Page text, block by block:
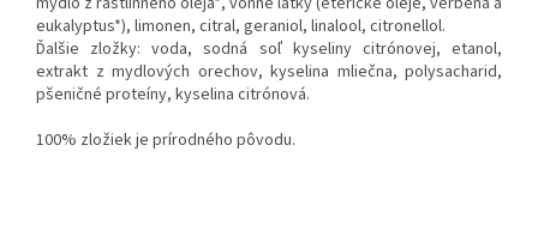
eukalyptus*), limonen, citral, geraniol, linalool, citronellol.
Ďalšie zložky: voda, sodná soľ kyseliny citrónovej, etanol,
extrakt z mydlových orechov, kyselina mliečna, polysacharid,
pšeničné proteíny, kyselina citrónová.
100% zložiek je prírodného pôvodu.